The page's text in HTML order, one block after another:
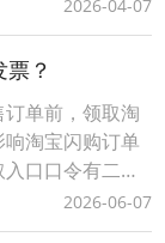
88官方立减遇
吗？1、打开「
2026-04-07
？
单前，领取淘
淘宝闪购订单
口口令有二种
】，打开手
输入淘宝闪购
2026-06-07